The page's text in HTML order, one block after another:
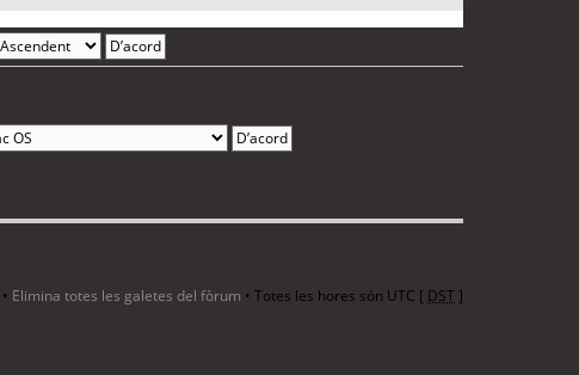
• Elimina totes les galetes del fòrum • Totes les hores són UTC [ DST]